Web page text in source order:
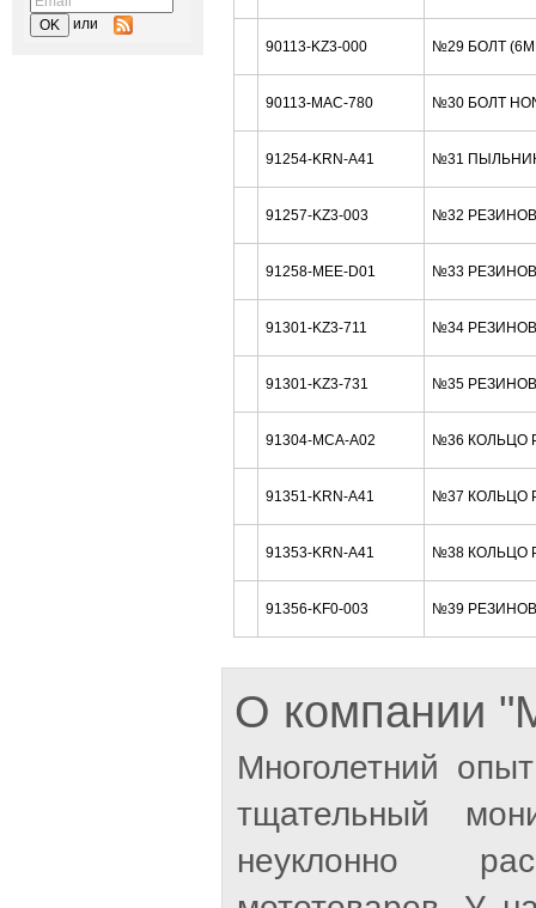
или
90113-KZ3-000 №29 БОЛТ
90113-MAC-780 №30 БОЛТ
91254-KRN-A41 №31 ПЫЛЬНИК
91257-KZ3-003 №32
91258-MEE-D01 №33
91301-KZ3-711 №34
91301-KZ3-731 №35
91304-MCA-A02 №36 КОЛЬЦО
91351-KRN-A41 №37 КОЛЬЦО
91353-KRN-A41 №38 КОЛЬЦО
91356-KF0-003 №39
О компании
Многолетний
тщательный
неуклонно